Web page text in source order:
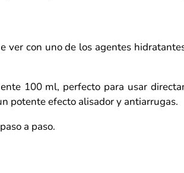
con uno de los agentes
100 ml, perfecto para usar
potente efecto alisador y antiarrugas.
a paso.